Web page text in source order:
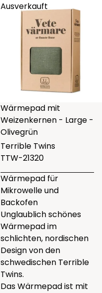
Ausverkauft
Wärmepad mit
Weizenkernen - Large -
Olivegrün
Terrible Twins
TTW-21320
Wärmepad für
Mikrowelle und
Backofen
Unglaublich schönes
Wärmepad im
schlichten, nordischen
Design von den
schwedischen Terrible
Twins.
Das Wärmepad ist mit